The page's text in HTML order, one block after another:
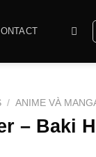
/ ANIME VÀ
– Baki